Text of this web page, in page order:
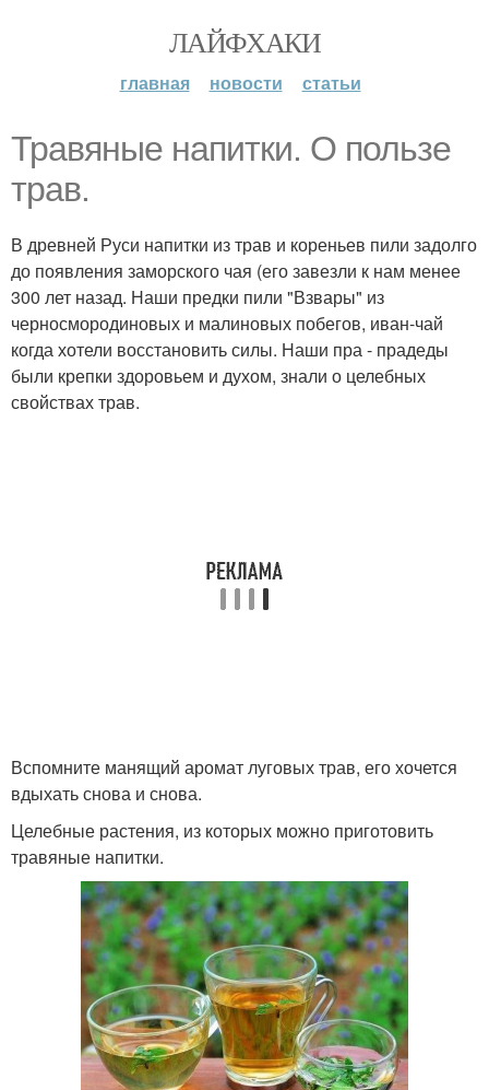
ЛАЙФХАКИ
главная новости статьи
Травяные напитки. О пользе
трав.
В древней Руси напитки из трав и кореньев пили задолго
до появления заморского чая (его завезли к нам менее
300 лет назад. Наши предки пили "Взвары" из
черносмородиновых и малиновых побегов, иван-чай
когда хотели восстановить силы. Наши пра - прадеды
были крепки здоровьем и духом, знали о целебных
свойствах трав.
Вспомните манящий аромат луговых трав, его хочется
вдыхать снова и снова.
Целебные растения, из которых можно приготовить
травяные напитки.